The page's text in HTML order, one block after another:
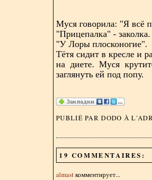
Муся говорила: "Я всё
"Прицепалка" - заколка.
"У Лоры плосконогие".
Тётя сидит в кресле и
на диете. Муся
заглянуть ей под попу.
PUBLIÉ PAR DODO À
19 COMMENTAIRES:
almastкомментирует...